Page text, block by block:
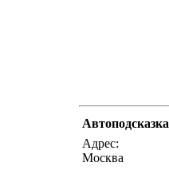
Автоподсказка
Адрес:
Москва